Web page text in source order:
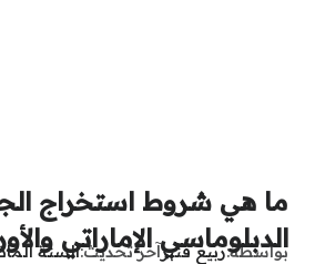
ما هي شروط استخراج
الدبلوماسي الإماراتي
بواسطةربيع قنبرآخر تحديثالسنة